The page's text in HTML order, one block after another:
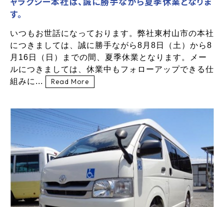
す。
いつもお世話になっております。弊社東村山市の本社
につきましては、誠に勝手ながら8月8日（土）から8
月16日（日）までの間、夏季休業となります。メー
ルにつきましては、休業中もフォローアップできる仕
組みに...
Read More